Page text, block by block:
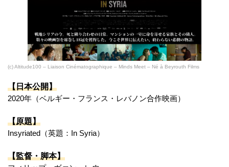
(c) Altitude100 – Liaison Cinématographique – Minds Meet – Né à Beyrouth Films
【日本公開】
2020年（ベルギー・フランス・レバノン合作映画）
【原題】
Insyriated（英題：In Syria）
【監督・脚本】